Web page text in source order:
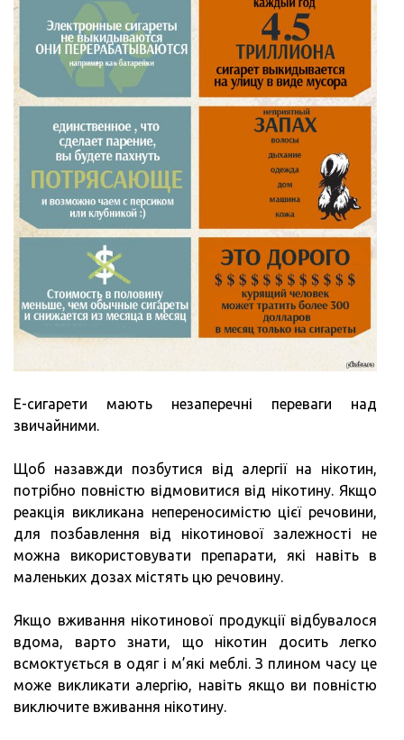
Е-сигарети мають незаперечні переваги над
звичайними.
Щоб назавжди позбутися від алергії на нікотин,
потрібно повністю відмовитися від нікотину. Якщо
реакція викликана непереносимістю цієї речовини,
для позбавлення від нікотинової залежності не
можна використовувати препарати, які навіть в
маленьких дозах містять цю речовину.
Якщо вживання нікотинової продукції відбувалося
вдома, варто знати, що нікотин досить легко
всмоктується в одяг і м’які меблі. З плином часу це
може викликати алергію, навіть якщо ви повністю
виключите вживання нікотину.